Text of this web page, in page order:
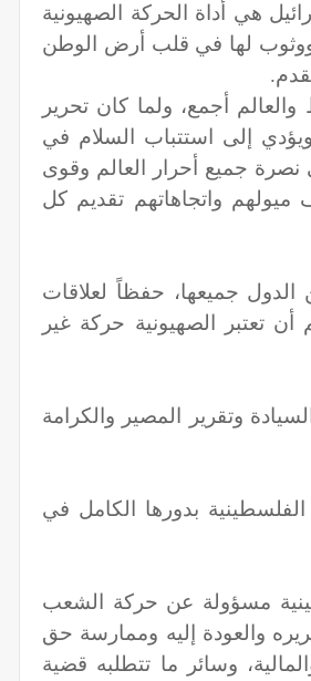
هي أداة الحركة الصهيونية
ووثوب لها في قلب أرض الوطن
أجمع، ولما كان تحرير
إلى استتباب السلام في
جميع أحرار العالم وقوى
ميولهم واتجاهاتهم تقديم كل
جميعها، حفظاً لعلاقات
أن تعتبر الصهيونية حركة غير
وتقرير المصير والكرامة
بدورها الكامل في
مسؤولة عن حركة الشعب
والعودة إليه وممارسة حق
وسائر ما تتطلبه قضية